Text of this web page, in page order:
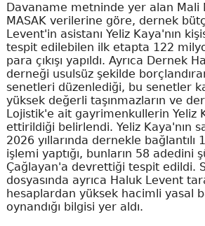
Davaname metninde yer alan Mali
MASAK verilerine göre, dernek
Levent'in asistanı Yeliz Kaya'nın
tespit edilebilen ilk etapta 122
para çıkışı yapıldı. Ayrıca Dernek
derneği usulsüz şekilde
senetleri düzenlediği, bu senetler
yüksek değerli taşınmazların ve
Lojistik'e ait gayrimenkullerin Yeliz
ettirildiği belirlendi. Yeliz Kaya'nın
2026 yıllarında dernekle bağlantılı
işlemi yaptığı, bunların 58 adedini
Çağlayan'a devrettiği tespit edildi.
dosyasında ayrıca Haluk Levent
hesaplardan yüksek hacimli yasal
oynandığı bilgisi yer aldı.